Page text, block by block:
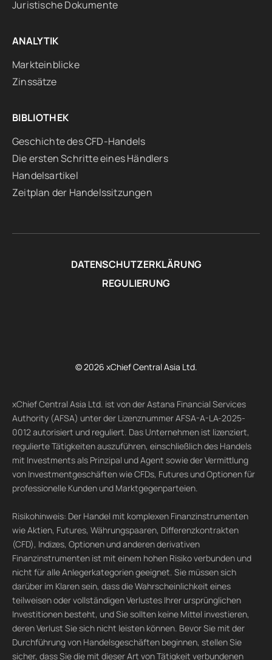
Juristische Dokumente
ANALYTIK
Markteinblicke
Zinssätze
BIBLIOTHEK
Geschichte des CFD-Handels
Die ersten Schritte eines Händlers
Handelsartikel
Zeitplan der Handelssitzungen
DATENSCHUTZERKLÄRUNG
REGULIERUNG
© 2026 xChief Central Asia Ltd.
xChief Central Asia Ltd. ist von der Astana Financial Services
Authority (AFSA) unter der Lizenznummer AFSA-A-LA-2025-
0012 autorisiert und reguliert. Das Unternehmen ist lizenziert,
regulierte Tätigkeiten auszuführen, einschließlich des Handels
mit Investments als Prinzipal und Agent sowie der Vermittlung
von Investmentgeschäften wie CFDs, Futures und Optionen für
professionelle Kunden und Marktgegenparteien.
Risikohinweis: Der Handel mit komplexen Finanzinstrumenten
wie Aktien, Futures, Währungspaaren, Differenzkontrakten
(CFD), Indizes, Optionen und anderen derivativen
Finanzinstrumenten ist mit einem hohen Risiko verbunden und
nicht für alle Anlegerkategorien geeignet. Sie müssen sich
darüber im Klaren sein, dass die Wahrscheinlichkeit eines
teilweisen oder vollständigen Verlustes Ihrer ursprünglichen
Investitionen besteht, und Sie sollten keine Mittel investieren,
deren Verlust Sie sich nicht leisten können. Bevor Sie mit der
Durchführung von Handelsgeschäften beginnen, stellen Sie
sicher, dass Sie die mit dieser Art von Tätigkeit verbundenen